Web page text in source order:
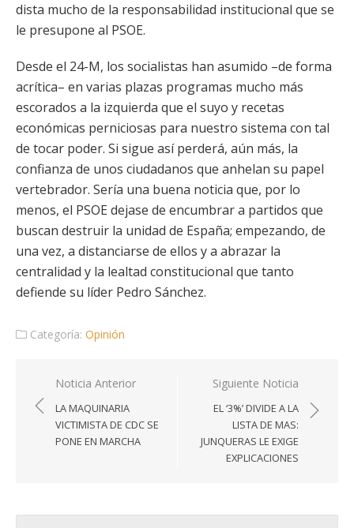
dista mucho de la responsabilidad institucional que se
le presupone al PSOE.
Desde el 24-M, los socialistas han asumido –de forma
acrítica– en varias plazas programas mucho más
escorados a la izquierda que el suyo y recetas
económicas perniciosas para nuestro sistema con tal
de tocar poder. Si sigue así perderá, aún más, la
confianza de unos ciudadanos que anhelan su papel
vertebrador. Sería una buena noticia que, por lo
menos, el PSOE dejase de encumbrar a partidos que
buscan destruir la unidad de España; empezando, de
una vez, a distanciarse de ellos y a abrazar la
centralidad y la lealtad constitucional que tanto
defiende su líder Pedro Sánchez.
Categoría: Opinión
Navegación
de
entradas
Noticia Anterior
LA MAQUINARIA
VICTIMISTA DE CDC SE
PONE EN MARCHA
Siguiente Noticia
EL ‘3%’ DIVIDE A LA
LISTA DE MAS:
JUNQUERAS LE EXIGE
EXPLICACIONES